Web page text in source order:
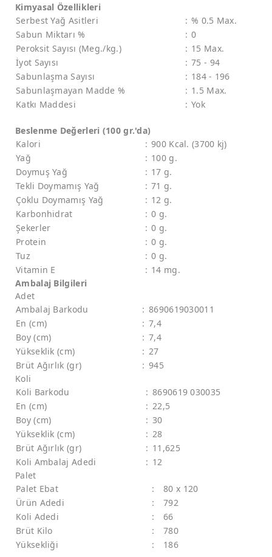
Kimyasal Özellikleri
Serbest Yağ Asitleri
: % 0.5 Max.
Sabun Miktarı %
: 0
Peroksit Sayısı (Meg./kg.)
: 15 Max.
İyot Sayısı
: 75 - 94
Sabunlaşma Sayısı
: 184 - 196
Sabunlaşmayan Madde %
: 1.5 Max.
Katkı Maddesi
: Yok
Beslenme Değerleri (100 gr.'da)
Kalori
: 900 Kcal. (3700 kj)
Yağ
: 100 g.
Doymuş Yağ
: 17 g.
Tekli Doymamış Yağ
: 71 g.
Çoklu Doymamış Yağ
: 12 g.
Karbonhidrat
: 0 g.
Şekerler
: 0 g.
Protein
: 0 g.
Tuz
: 0 g.
Vitamin E
: 14 mg.
Ambalaj Bilgileri
Adet
Ambalaj Barkodu
: 8690619030011
En (cm)
: 7,4
Boy (cm)
: 7,4
Yükseklik (cm)
: 27
Brüt Ağırlık (gr)
: 945
Koli
Koli Barkodu
: 8690619 030035
En (cm)
: 22,5
Boy (cm)
: 30
Yükseklik (cm)
: 28
Brüt Ağırlık (gr)
: 11,625
Koli Ambalaj Adedi
: 12
Palet
Palet Ebat
:
80 x 120
Ürün Adedi
:
792
Koli Adedi
:
66
Brüt Kilo
:
780
Yüksekliği
: 186